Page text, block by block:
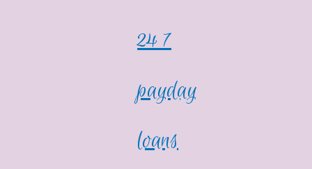
24 7
payday
loans